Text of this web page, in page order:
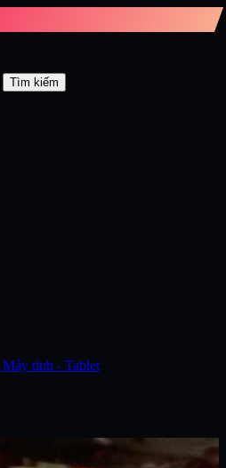
Tìm kiếm
Máy tính - Tablet